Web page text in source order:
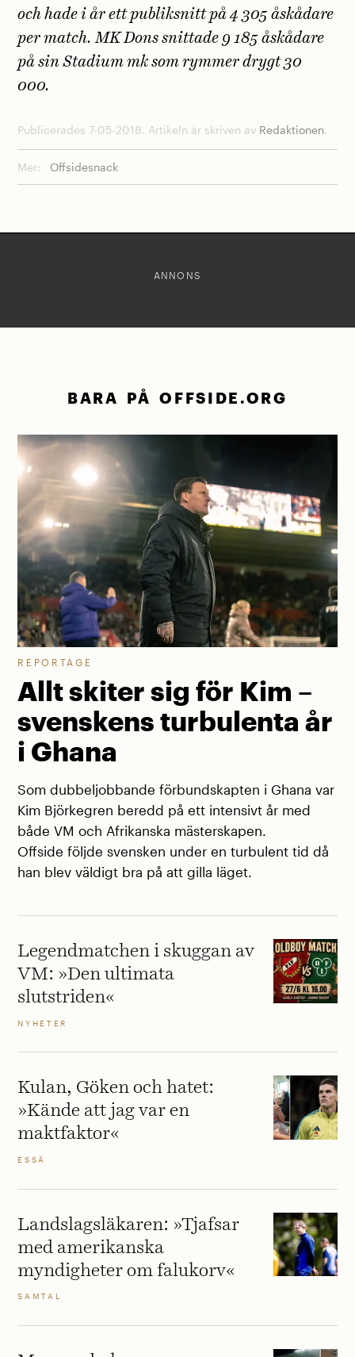
och hade i år ett publiksnitt på 4 305 åskådare
per match. MK Dons snittade 9 185 åskådare
på sin Stadium mk som rymmer drygt 30
000.
Publicerades 7-05-2018. Artikeln är skriven av Redaktionen.
Mer: Offsidesnack
ANNONS
BARA PÅ OFFSIDE.ORG
REPORTAGE
Allt skiter sig för Kim –
svenskens turbulenta år
i Ghana
Som dubbeljobbande förbundskapten i Ghana var
Kim Björkegren beredd på ett intensivt år med
både VM och Afrikanska mästerskapen.
Offside följde svensken under en turbulent tid då
han blev väldigt bra på att gilla läget.
Legendmatchen i skuggan av
VM: »Den ultimata
slutstriden«
NYHETER
Kulan, Göken och hatet:
»Kände att jag var en
maktfaktor«
ESSÄ
Landslagsläkaren: »Tjafsar
med amerikanska
myndigheter om falukorv«
SAMTAL